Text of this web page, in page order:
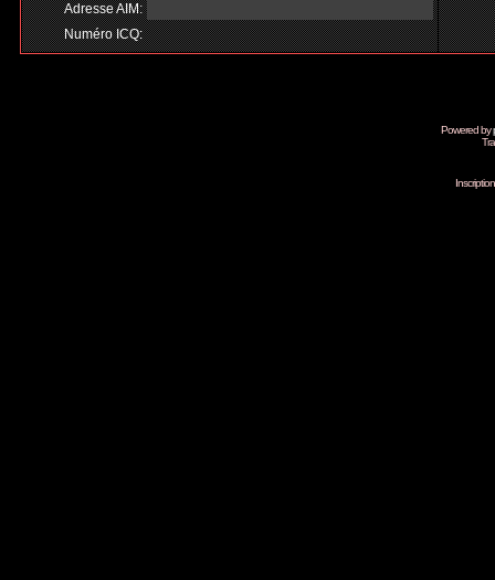
Adresse AIM:
Numéro ICQ:
Powered by